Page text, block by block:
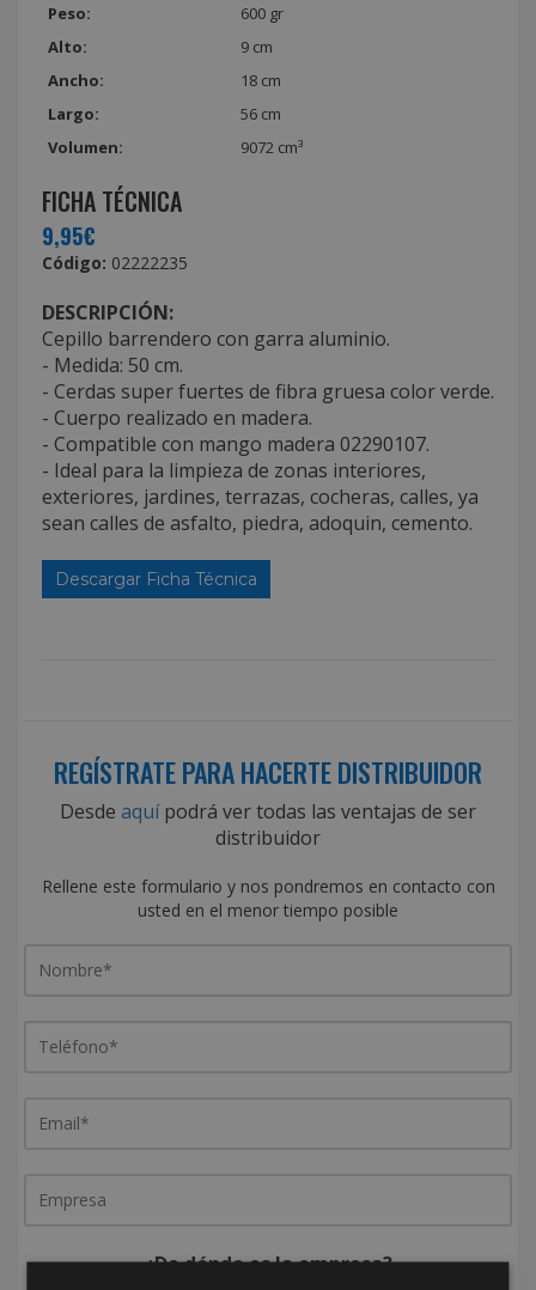
Peso:
600 gr
Alto:
9 cm
Ancho:
18 cm
Largo:
56 cm
Volumen:
9072 cm³
FICHA TÉCNICA
9,95€
Código: 02222235
DESCRIPCIÓN:
Cepillo barrendero con garra aluminio.
- Medida: 50 cm.
- Cerdas super fuertes de fibra gruesa color verde.
- Cuerpo realizado en madera.
- Compatible con mango madera 02290107.
- Ideal para la limpieza de zonas interiores,
exteriores, jardines, terrazas, cocheras, calles, ya
sean calles de asfalto, piedra, adoquin, cemento.
Descargar Ficha Técnica
REGÍSTRATE PARA HACERTE DISTRIBUIDOR
Desde aquípodrá ver todas las ventajas de ser
distribuidor
Rellene este formulario y nos pondremos en contacto con
usted en el menor tiempo posible
¿De dónde es la empresa?